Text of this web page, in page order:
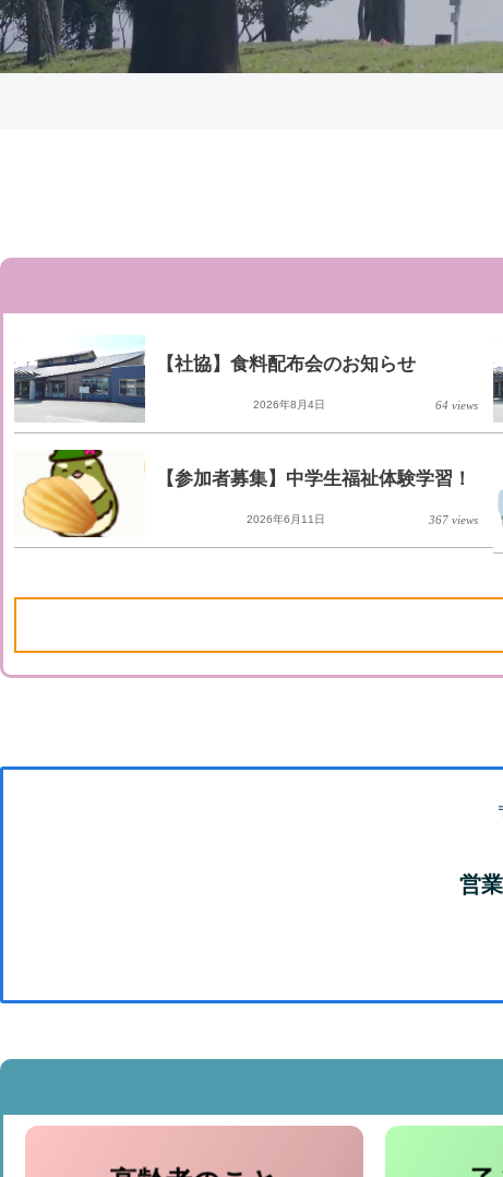
【社協】食料配布会のお知らせ
2026年8月4日 64 views
【参加者募集】中学生福祉体験学習！
2026年6月11日 367 views
営